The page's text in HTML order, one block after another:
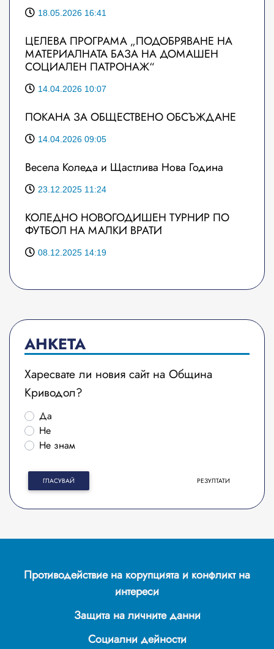
18.05.2026 16:41
ЦЕЛЕВА ПРОГРАМА „ПОДОБРЯВАНЕ НА
МАТЕРИАЛНАТА БАЗА НА ДОМАШЕН
СОЦИАЛЕН ПАТРОНАЖ“
14.04.2026 10:07
ПОКАНА ЗА ОБЩЕСТВЕНО ОБСЪЖДАНЕ
14.04.2026 09:05
Весела Коледа и Щастлива Нова Година
23.12.2025 11:24
КОЛЕДНО НОВОГОДИШЕН ТУРНИР ПО
ФУТБОЛ НА МАЛКИ ВРАТИ
08.12.2025 14:19
АНКЕТА
Харесвате ли новия сайт на Община
Криводол?
Да
Не
Не знам
ГЛАСУВАЙ РЕЗУЛТАТИ
Противодействие на корупцията и конфликт на
интереси
Защита на личните данни
Социални дейности